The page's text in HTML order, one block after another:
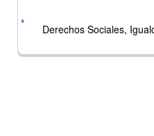
Derechos Sociales,